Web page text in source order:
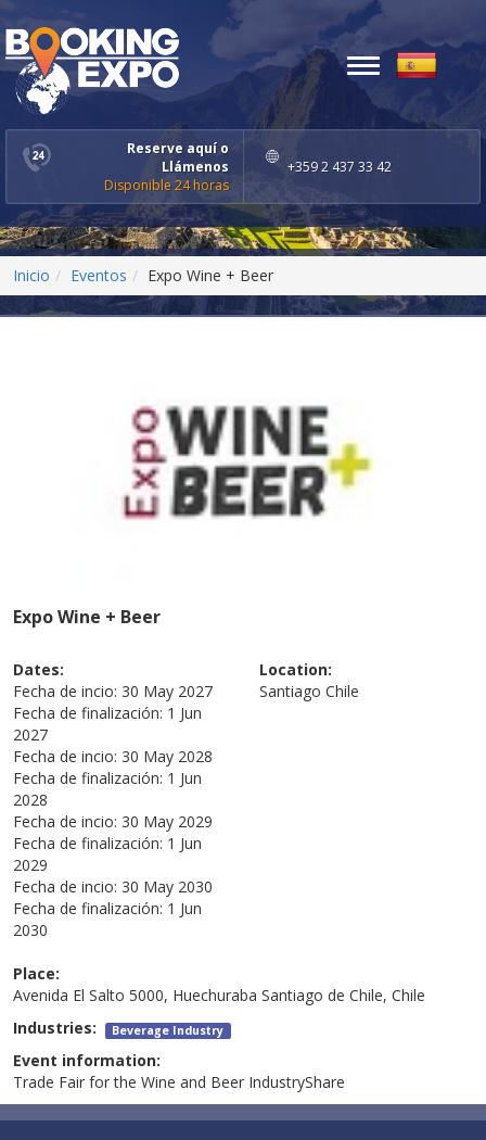
Reserve aquí o
Llámenos
Disponible 24 horas
+359 2 437 33 42
Toggle
navigation
Inicio Eventos Expo Wine + Beer
Expo Wine + Beer
Dates:
Fecha de incio: 30 May 2027
Fecha de finalización: 1 Jun
2027
Fecha de incio: 30 May 2028
Fecha de finalización: 1 Jun
2028
Fecha de incio: 30 May 2029
Fecha de finalización: 1 Jun
2029
Fecha de incio: 30 May 2030
Fecha de finalización: 1 Jun
2030
Location:
Santiago Chile
Place:
Avenida El Salto 5000, Huechuraba Santiago de Chile, Chile
Industries: Beverage Industry
Event information:
Trade Fair for the Wine and Beer IndustryShare